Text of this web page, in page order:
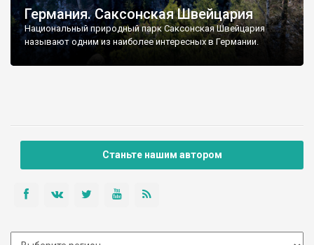
Германия. Саксонская Швейцария
Национальный природный парк Саксонская Швейцария
называют одним из наиболее интересных в Германии.
Станьте нашим автором